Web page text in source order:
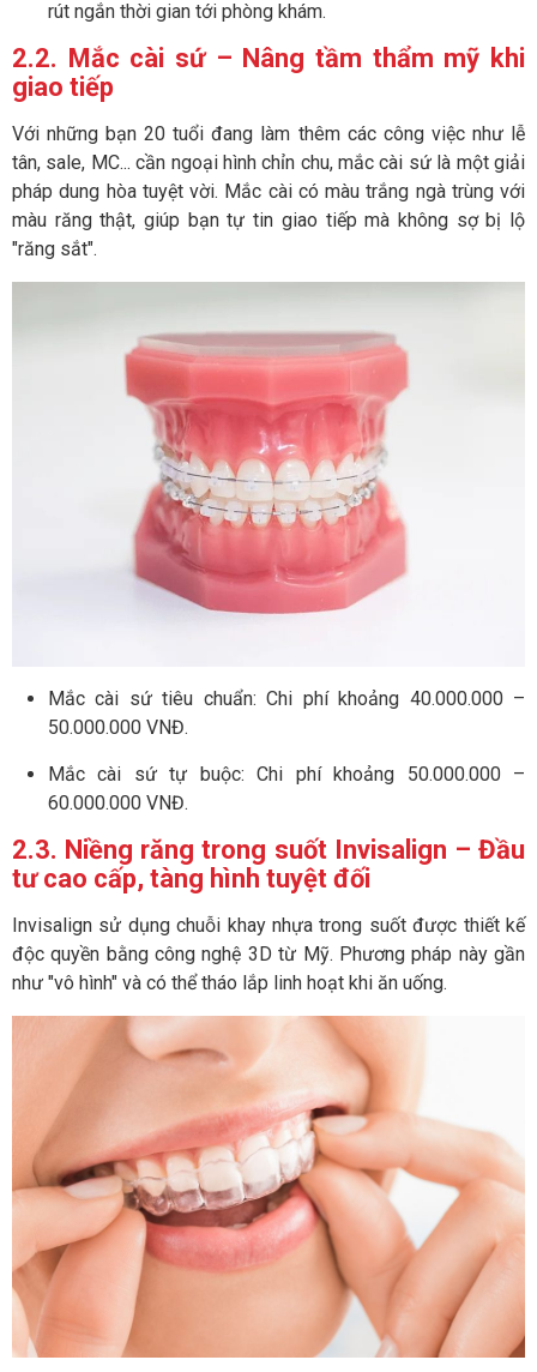
rút ngắn thời gian tới phòng khám.
2.2. Mắc cài sứ – Nâng tầm thẩm mỹ khi
giao tiếp
Với những bạn 20 tuổi đang làm thêm các công việc như lễ
tân, sale, MC... cần ngoại hình chỉn chu, mắc cài sứ là một giải
pháp dung hòa tuyệt vời. Mắc cài có màu trắng ngà trùng với
màu răng thật, giúp bạn tự tin giao tiếp mà không sợ bị lộ
"răng sắt".
Mắc cài sứ tiêu chuẩn: Chi phí khoảng 40.000.000 –
50.000.000 VNĐ.
Mắc cài sứ tự buộc: Chi phí khoảng 50.000.000 –
60.000.000 VNĐ.
2.3. Niềng răng trong suốt Invisalign – Đầu
tư cao cấp, tàng hình tuyệt đối
Invisalign sử dụng chuỗi khay nhựa trong suốt được thiết kế
độc quyền bằng công nghệ 3D từ Mỹ. Phương pháp này gần
như "vô hình" và có thể tháo lắp linh hoạt khi ăn uống.